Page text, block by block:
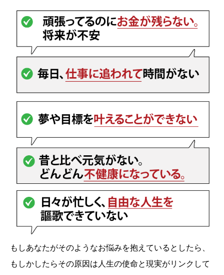
もしあなたがそのようなお悩みを抱えているとしたら、
もしかしたらその原因は人生の使命と現実がリンクして